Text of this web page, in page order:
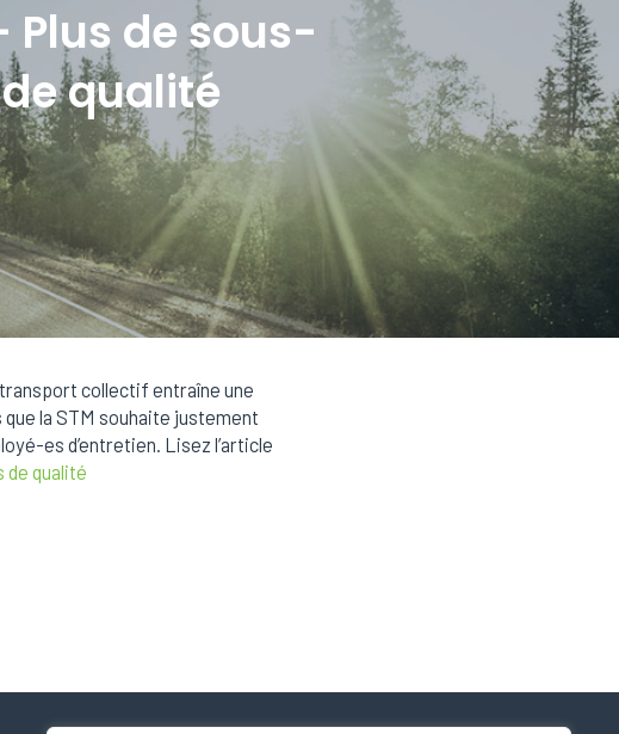
de sous-
qualité
transport collectif entraîne une
la STM souhaite justement
es d’entretien. Lisez l’article
de qualité